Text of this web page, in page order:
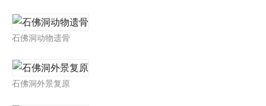
石佛洞动物遗骨
石佛洞外景复原